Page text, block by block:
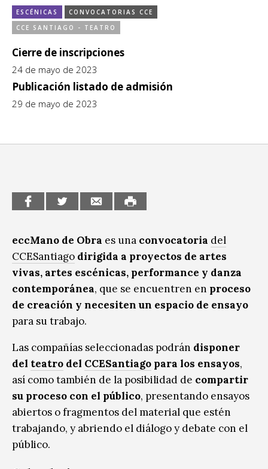
Sitios de interés
Escénicas
Formación
Infantil / Juvenil
Letras
ESCÉNICAS
CONVOCATORIAS CCE
CCE SANTIAGO - TEATRO
Cierre de inscripciones
24 de mayo de 2023
Publicación listado de admisión
29 de mayo de 2023
eccMano de Obra es una convocatoria del
CCESantiago dirigida a proyectos de artes
vivas, artes escénicas, performance y danza
contemporánea, que se encuentren en proceso
de creación y necesiten un espacio de ensayo
para su trabajo.
Las compañías seleccionadas podrán disponer
del teatro del CCESantiago para los ensayos,
así como también de la posibilidad de compartir
su proceso con el público, presentando ensayos
abiertos o fragmentos del material que estén
trabajando, y abriendo el diálogo y debate con el
público.